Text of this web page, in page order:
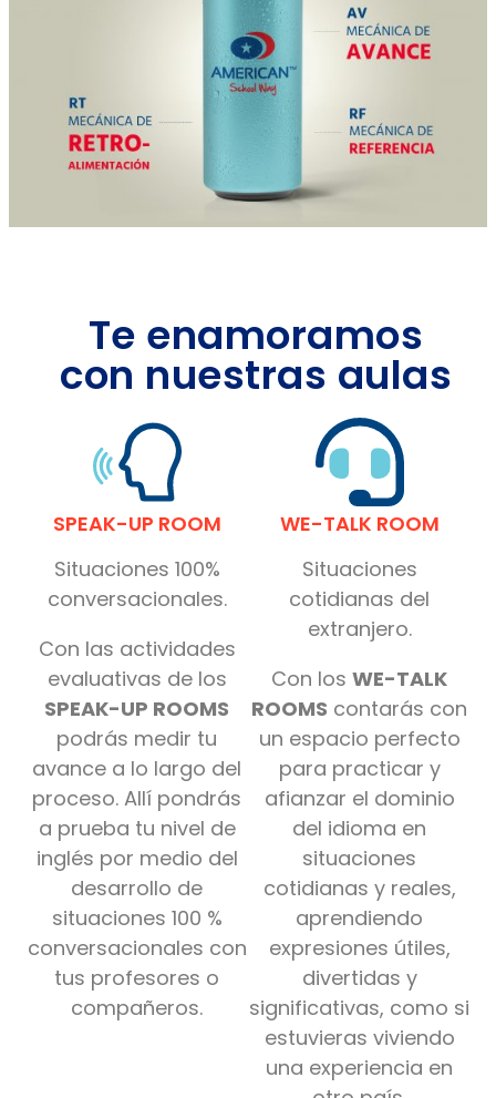
Te enamoramos
con nuestras aulas
SPEAK-UP ROOM
Situaciones 100%
conversacionales.
Con las actividades
evaluativas de los
SPEAK-UP ROOMS
podrás medir tu
avance a lo largo del
proceso. Allí pondrás
a prueba tu nivel de
inglés por medio del
desarrollo de
situaciones 100 %
conversacionales con
tus profesores o
compañeros.
WE-TALK ROOM
Situaciones
cotidianas del
extranjero.
Con los WE-TALK
ROOMS contarás con
un espacio perfecto
para practicar y
afianzar el dominio
del idioma en
situaciones
cotidianas y reales,
aprendiendo
expresiones útiles,
divertidas y
significativas, como si
estuvieras viviendo
una experiencia en